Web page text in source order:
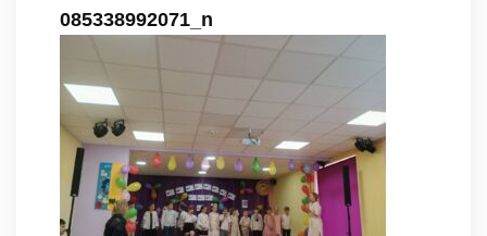
085338992071_n